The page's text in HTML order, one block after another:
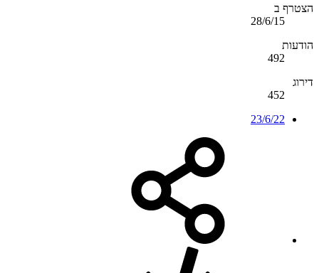
הצטרף ב
28/6/15
הודעות
492
דירוג
452
23/6/22